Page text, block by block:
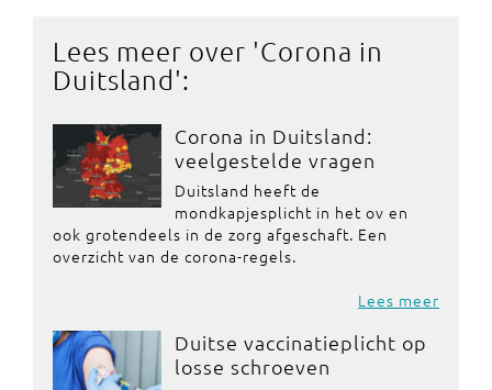
Lees meer over 'Corona in
Duitsland':
Corona in Duitsland:
veelgestelde vragen
Duitsland heeft de
mondkapjesplicht in het ov en
ook grotendeels in de zorg afgeschaft. Een
overzicht van de corona-regels.
Lees meer
Duitse vaccinatieplicht op
losse schroeven